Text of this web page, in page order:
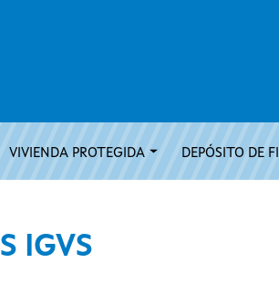
VIVIENDA PROTEGIDA DEPÓSITO DE
IGVS